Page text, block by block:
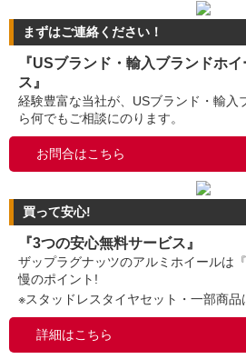
まずはご連絡ください！
『USブランド・輸入ブランドホ
ス』
経験豊富な当社が、USブランド・輸入
ら何でもご相談にのります。
お問合はこちら
買って安心!
『3つの安心無料サービス』
ザップラグナッツのアルミホイールは
慢のポイント!
※スタッドレスタイヤセット・一部商品
詳細はこちら